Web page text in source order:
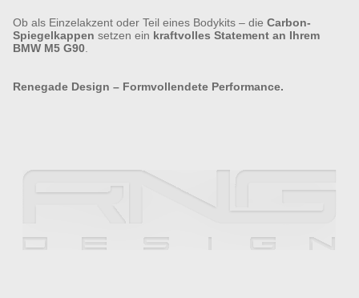
Ob als Einzelakzent oder Teil eines Bodykits – die Carbon-
Spiegelkappen setzen ein kraftvolles Statement an Ihrem
BMW M5 G90
Renegade Design – Formvollendete Performance.